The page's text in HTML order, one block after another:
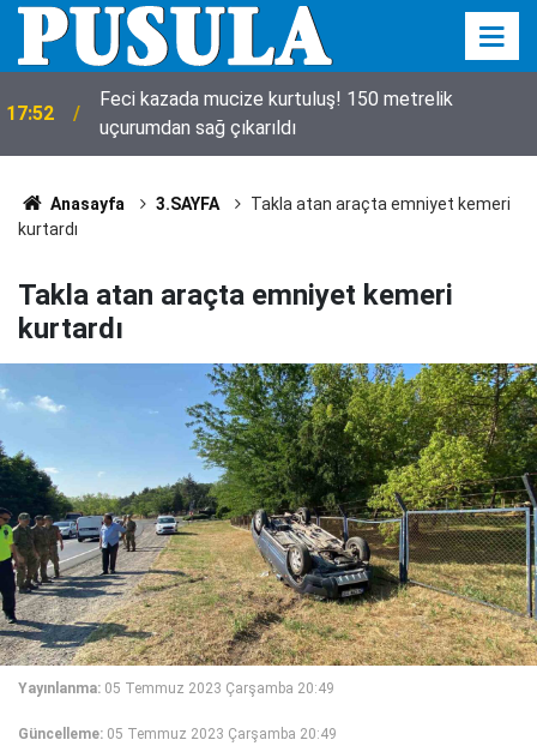
17:52
Feci kazada mucize kurtuluş! 150 metrelik
uçurumdan sağ çıkarıldı
Anasayfa 3.SAYFA
Takla atan araçta emniyet kemeri
kurtardı
Takla atan araçta emniyet kemeri
kurtardı
Yayınlanma: 05 Temmuz 2023 Çarşamba 20:49
Güncelleme: 05 Temmuz 2023 Çarşamba 20:49